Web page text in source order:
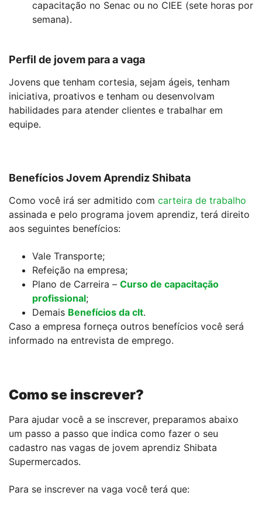
capacitação no Senac ou no CIEE (sete horas por
semana).
Perfil de jovem para a vaga
Jovens que tenham cortesia, sejam ágeis, tenham
iniciativa, proativos e tenham ou desenvolvam
habilidades para atender clientes e trabalhar em
equipe.
Benefícios Jovem Aprendiz Shibata
Como você irá ser admitido com carteira de trabalho
assinada e pelo programa jovem aprendiz, terá direito
aos seguintes benefícios:
Vale Transporte;
Refeição na empresa;
Plano de Carreira – Curso de capacitação
profissional;
Demais Benefícios da clt.
Caso a empresa forneça outros benefícios você será
informado na entrevista de emprego.
Como se inscrever?
Para ajudar você a se inscrever, preparamos abaixo
um passo a passo que indica como fazer o seu
cadastro nas vagas de jovem aprendiz Shibata
Supermercados.
Para se inscrever na vaga você terá que: